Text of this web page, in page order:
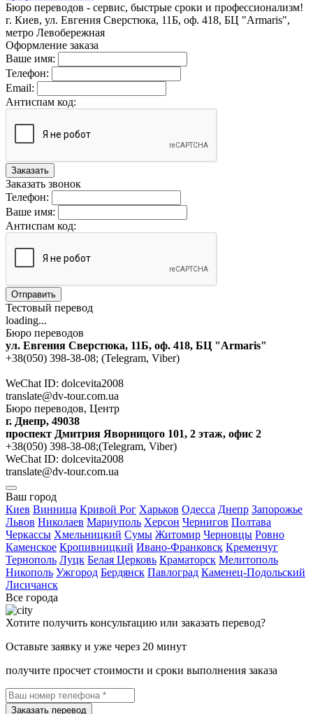
Бюро переводов - сервис, быстрые сроки и профессионализм!
г. Киев, ул. Евгения Сверстюка, 11Б, оф. 418, БЦ "Armaris",
метро Левобережная
Оформление заказа
Ваше имя:
Телефон:
Email:
Антиспам код:
Заказать
Заказать звонок
Телефон:
Ваше имя:
Антиспам код:
Отправить
Тестовый перевод
loading...
Бюро переводов
ул. Евгения Сверстюка, 11Б, оф. 418, БЦ "Armaris"
+38(050) 398-38-08; (Telegram, Viber)
WeChat ID: dolcevita2008
translate@dv-tour.com.ua
Бюро переводов, Центр
г. Днепр, 49038
проспект Дмитрия Яворницого 101, 2 этаж, офис 2
+38(050) 398-38-08;(Telegram, Viber)
WeChat ID: dolcevita2008
translate@dv-tour.com.ua
Ваш город
Киев Винница Кривой Рог Харьков Одесса Днепр Запорожье
Львов Николаев Мариуполь Херсон Чернигов Полтава
Черкассы Хмельницкий Сумы Житомир Черновцы Ровно
Каменское Кропивницкий Ивано-Франковск Кременчуг
Тернополь Луцк Белая Церковь Краматорск Мелитополь
Никополь Ужгород Бердянск Павлоград Каменец-Подольский
Лисичанск
Все города
Хотите получить консультацию или заказать перевод?
Оставьте заявку и уже через 20 минут
получите просчет стоимости и сроки выполнения заказа
Заказать перевод